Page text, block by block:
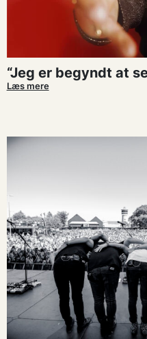
“Jeg er begyndt at
Læs mere